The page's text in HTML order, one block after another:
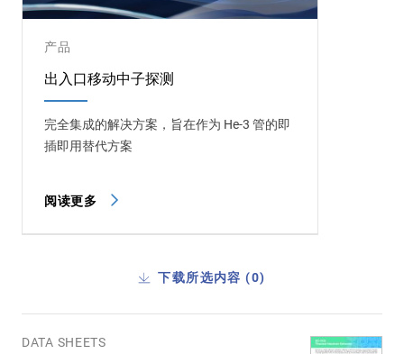
产品
出入口移动中子探测
完全集成的解决方案，旨在作为 He-3 管的即
插即用替代方案
阅读更多
下载所选内容 (0)
DATA SHEETS